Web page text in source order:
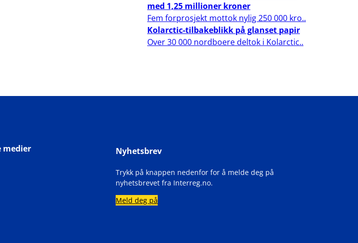
med 1,25 millioner kroner
Fem forprosjekt mottok nylig 250 000 kro..
Kolarctic-tilbakeblikk på glanset papir
Over 30 000 nordboere deltok i Kolarctic..
medier Nyhetsbrev
Trykk på knappen nedenfor for å melde deg på
nyhetsbrevet fra Interreg.no.
Meld deg på